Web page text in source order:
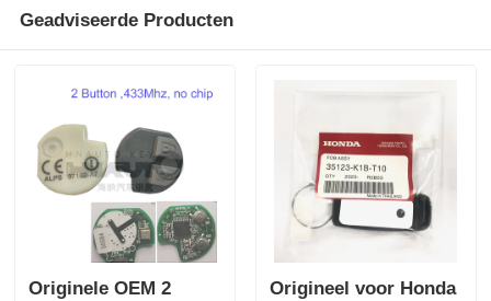
Geadviseerde Producten
Originele OEM 2
Origineel voor Honda